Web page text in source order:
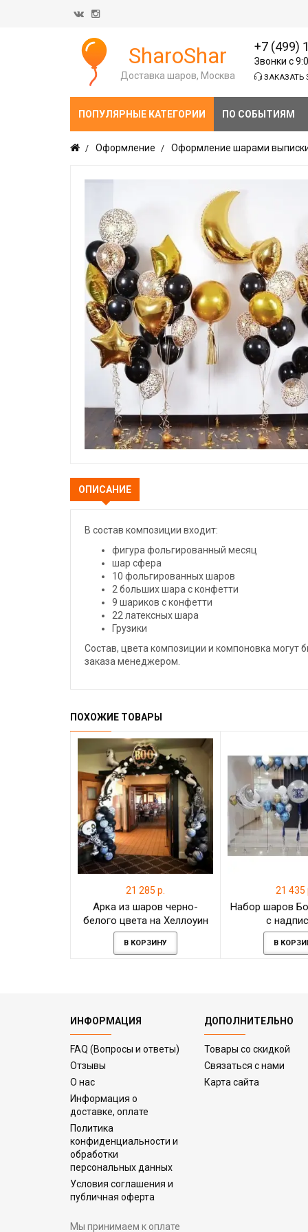
SharoShar
Доставка шаров, Москва
+7 (499)
Звонки с
ЗАКАЗАТЬ
ПОПУЛЯРНЫЕ КАТЕГОРИИ ПО СОБЫТИЯМ
Оформление Оформление шарами
ОПИСАНИЕ
В состав композиции входит:
фигура фольгированный месяц
шар сфера
10 фольгированных шаров
2 больших шара с конфетти
9 шариков с конфетти
22 латексных шара
Грузики
Состав, цвета композиции и компоновка
заказа менеджером.
ПОХОЖИЕ ТОВАРЫ
21 285 р.
Арка из шаров черно-
белого цвета на Хеллоуин
"БУУ (ВОО)" с фигурами, 7
метров
В КОРЗИНУ
21 435
Набор шаров
с
В
ИНФОРМАЦИЯ
FAQ (Вопросы и ответы)
Отзывы
О нас
Информация о
доставке, оплате
Политика
конфиденциальности и
обработки
персональных данных
Условия соглашения и
публичная оферта
Мы принимаем к оплате
ДОПОЛНИТЕЛЬНО
Товары со скидкой
Связаться с нами
Карта сайта